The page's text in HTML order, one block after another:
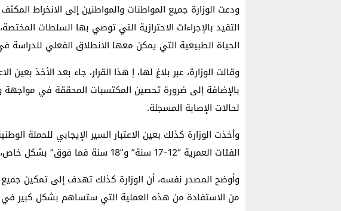
ودعت الوزارة جميع المواطنات والمواطنين إلى الانخراط
التقيد بالإجراءات الاحترازية التي توصي بها السلطات
الحياة الطبيعية التي يمكن معها الانطلاق الفعلي للدراسة
وقالت الوزارة، عبر بلاغ لها، إ هذا القرار، جاء بعد الأخذ بعين
لحالات الإصابة المسجلة.
وأخذت الوزارة كذلك بعين الاعتبار السير الإيجابي للحملة
الفئات العمرية “12-17 سنة” و”18 سنة فما فوق” بشكل خاص،
وأوضح المصدر نفسه، أن الوزارة كذلك تهدف إلى تمكين
من الاستفادة من هذه العملية التي ستساهم بشكل كبير في